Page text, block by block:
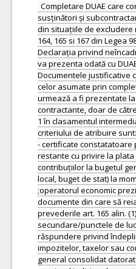
Completare DUAE care
susținători și
din situațiile de excludere
164, 165 si 167 din Legea
Declarația privind
va prezenta odată cu
Documentele justificative
celor asumate prin
urmează a fi prezentate
contractante, doar de
1 în clasamentul
criteriului de atribuire sunt:
- certificate
restante cu privire la
contribuțiilor la bugetul
local, buget de stat) la
;operatorul economic
documente din care să
prevederile art. 165 alin.
secundare/punctele de
răspundere privind
impozitelor, taxelor sau
general consolidat